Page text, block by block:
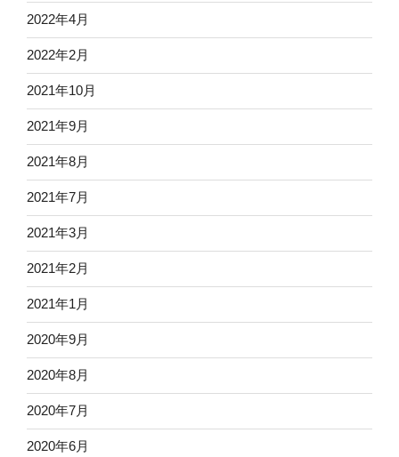
2022年4月
2022年2月
2021年10月
2021年9月
2021年8月
2021年7月
2021年3月
2021年2月
2021年1月
2020年9月
2020年8月
2020年7月
2020年6月